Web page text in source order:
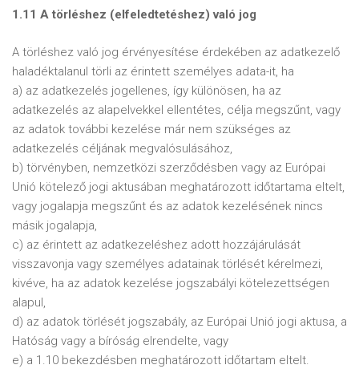
1.11 A törléshez (elfeledtetéshez) való jog
A törléshez való jog érvényesítése érdekében az adatkezelő
haladéktalanul törli az érintett személyes adata-it, ha
a) az adatkezelés jogellenes, így különösen, ha az
adatkezelés az alapelvekkel ellentétes, célja megszűnt, vagy
az adatok további kezelése már nem szükséges az
adatkezelés céljának megvalósulásához,
b) törvényben, nemzetközi szerződésben vagy az Európai
Unió kötelező jogi aktusában meghatározott időtartama eltelt,
vagy jogalapja megszűnt és az adatok kezelésének nincs
másik jogalapja,
c) az érintett az adatkezeléshez adott hozzájárulását
visszavonja vagy személyes adatainak törlését kérelmezi,
kivéve, ha az adatok kezelése jogszabályi kötelezettségen
alapul,
d) az adatok törlését jogszabály, az Európai Unió jogi aktusa, a
Hatóság vagy a bíróság elrendelte, vagy
e) a 1.10 bekezdésben meghatározott időtartam eltelt.